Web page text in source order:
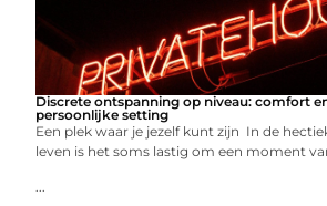
Discrete ontspanning op niveau: comfort
persoonlijke setting
Een plek waar je jezelf kunt zijn In de
leven is het soms lastig om een moment
...